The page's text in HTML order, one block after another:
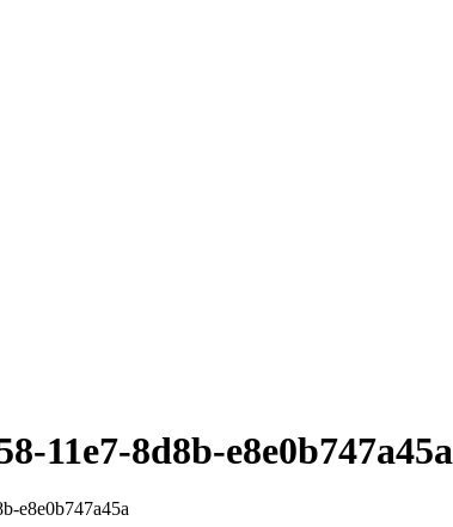
11e7-8d8b-e8e0b747a45a
e8e0b747a45a